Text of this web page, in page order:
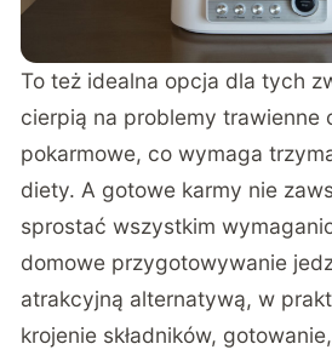
To też idealna opcja dla tych
cierpią na problemy trawienne
pokarmowe, co wymaga
diety. A gotowe karmy nie
sprostać wszystkim
domowe przygotowywanie
atrakcyjną alternatywą, w
krojenie składników,